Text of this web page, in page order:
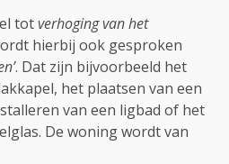
totverhoging van het
hierbij ook gesproken
. Dat zijn bijvoorbeeld het
het plaatsen van een
van een ligbad of het
De woning wordt van